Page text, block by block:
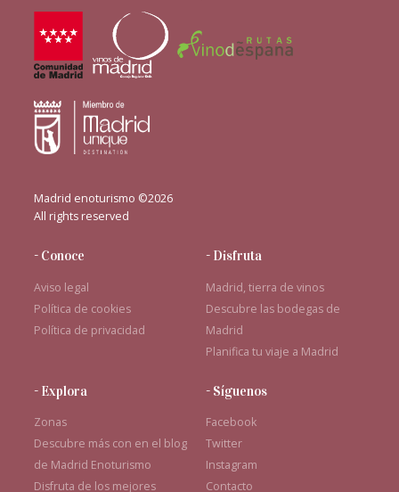
Madrid enoturismo ©2026
All rights reserved
- Conoce
Aviso legal
Política de cookies
Política de privacidad
- Disfruta
Madrid, tierra de vinos
Descubre las bodegas de
Madrid
Planifica tu viaje a Madrid
- Explora
Zonas
Descubre más con en el blog
de Madrid Enoturismo
Disfruta de los mejores
- Síguenos
Facebook
Twitter
Instagram
Contacto